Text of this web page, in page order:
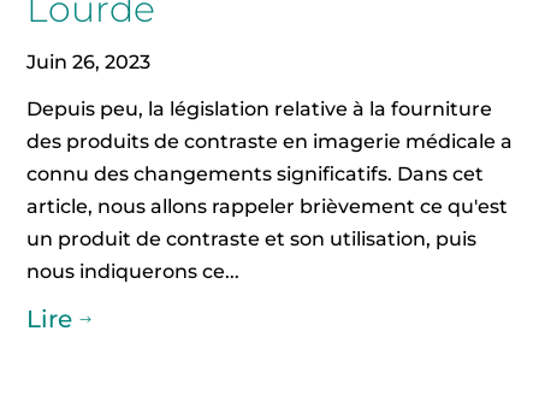
Lourde
Juin 26, 2023
Depuis peu, la législation relative à la fourniture
des produits de contraste en imagerie médicale a
connu des changements significatifs. Dans cet
article, nous allons rappeler brièvement ce qu'est
un produit de contraste et son utilisation, puis
nous indiquerons ce...
Lire $